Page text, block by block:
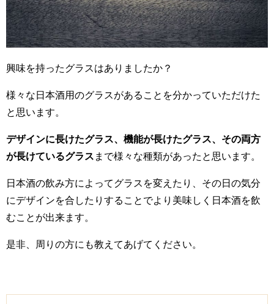
興味を持ったグラスはありましたか？
様々な日本酒用のグラスがあることを分かっていただけた
と思います。
デザインに長けたグラス、機能が長けたグラス、その両方
が長けているグラス まで様々な種類があったと思います。
日本酒の飲み方によってグラスを変えたり、その日の気分
にデザインを合したりすることでより美味しく日本酒を飲
むことが出来ます。
是非、周りの方にも教えてあげてください。